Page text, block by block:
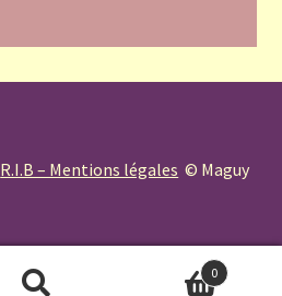
R.I.B – Mentions légales © Maguy
0